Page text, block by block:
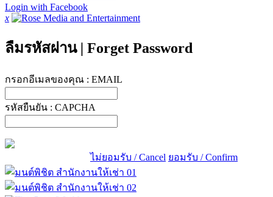
Login with Facebook
x
ลืมรหัสผ่าน | Forget Password
กรอกอีเมลของคุณ : EMAIL
รหัสยืนยัน : CAPCHA
ไม่ยอมรับ / Cancel ยอมรับ / Confirm